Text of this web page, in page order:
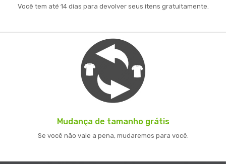
Você tem até 14 dias para devolver seus itens gratuitamente.
Mudança de tamanho grátis
Se você não vale a pena, mudaremos para você.